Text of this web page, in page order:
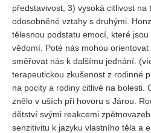
představivost, 3) vysoká citlivost na
odosobněné vztahy s druhými.
tělesnou podstatu emocí, které
vědomí. Poté nás mohou
směřovat nás k dalšímu jednání.
terapeutickou zkušenost z rodinné
na pocity a rodiny citlivé na bolesti.
znělo v uších při hovoru s Járou.
dětství svými reakcemi
senzitivitu k jazyku vlastního těla a